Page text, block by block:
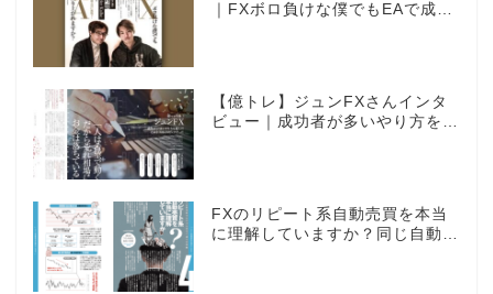
｜FXボロ負けな僕でもEAで成り
【億トレ】ジュンFXさんインタ
ビュー｜成功者が多いやり方を選
FXのリピート系自動売買を本当
に理解していますか？同じ自動売